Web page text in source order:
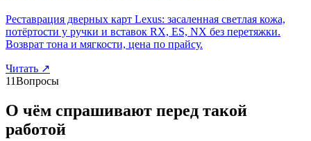
Реставрация дверных карт Lexus: засаленная светлая кожа,
потёртости у ручки и вставок RX, ES, NX без перетяжки.
Возврат тона и мягкости, цена по прайсу.
Читать ↗
11Вопросы
О чём спрашивают перед такой
работой